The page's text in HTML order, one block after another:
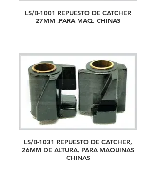
LS/B-1001 REPUESTO DE CATCHER
27MM ,PARA MAQ. CHINAS
LS/B-1031 REPUESTO DE CATCHER,
26MM DE ALTURA, PARA MAQUINAS
CHINAS